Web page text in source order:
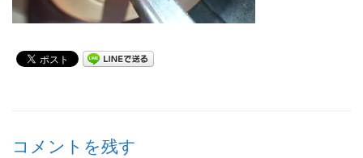
コメントを残す